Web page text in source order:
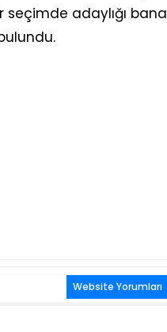
seçimde adaylığı bana
Website Yorumları